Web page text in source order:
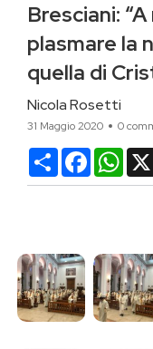
Bresciani:
plasmare la
quella di
Nicola Rosetti
31 Maggio 2020 0
Condividi